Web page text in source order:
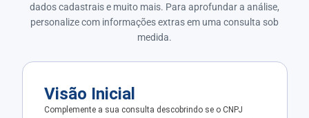
dados cadastrais e muito mais. Para aprofundar a análise,
personalize com informações extras em uma consulta sob
medida.
Visão Inicial
Complemente a sua consulta descobrindo se o CNPJ